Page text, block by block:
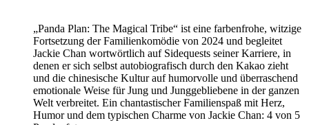
„Panda Plan: The Magical Tribe“ ist eine farbenfrohe, witzige
Fortsetzung der Familienkomödie von 2024 und begleitet
Jackie Chan wortwörtlich auf Sidequests seiner Karriere, in
denen er sich selbst autobiografisch durch den Kakao zieht
und die chinesische Kultur auf humorvolle und überraschend
emotionale Weise für Jung und Junggebliebene in der ganzen
Welt verbreitet. Ein chantastischer Familienspaß mit Herz,
Humor und dem typischen Charme von Jackie Chan: 4 von 5